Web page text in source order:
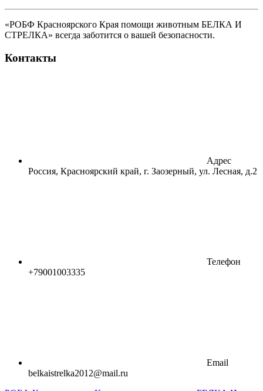
«РОБФ Красноярского Края помощи животным БЕЛКА И
СТРЕЛКА» всегда заботится о вашей безопасности.
Контакты
Адрес
Россия, Красноярский край, г. Заозерный, ул. Лесная, д.2
Телефон
+79001003335
Email
belkaistrelka2012@mail.ru